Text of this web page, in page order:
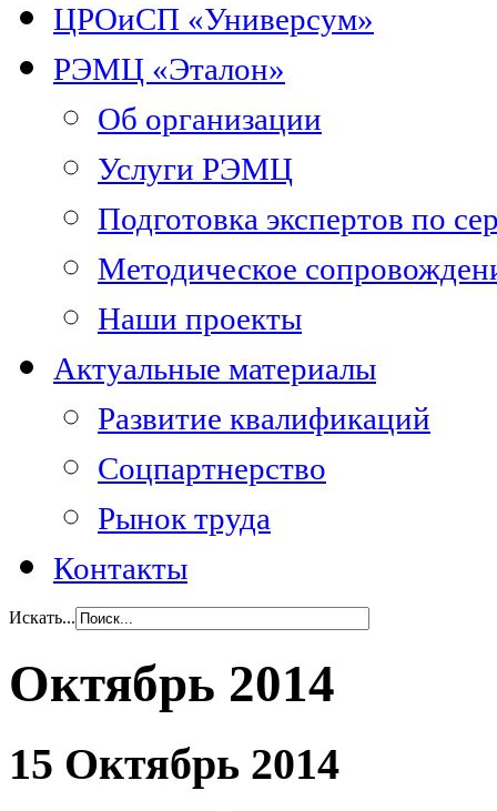
ЦРОиСП «Универсум»
РЭМЦ «Эталон»
Об организации
Услуги РЭМЦ
Подготовка экспертов по
Методическое
Наши проекты
Актуальные материалы
Развитие квалификаций
Соцпартнерство
Рынок труда
Контакты
Искать...
Октябрь 2014
15 Октябрь 2014